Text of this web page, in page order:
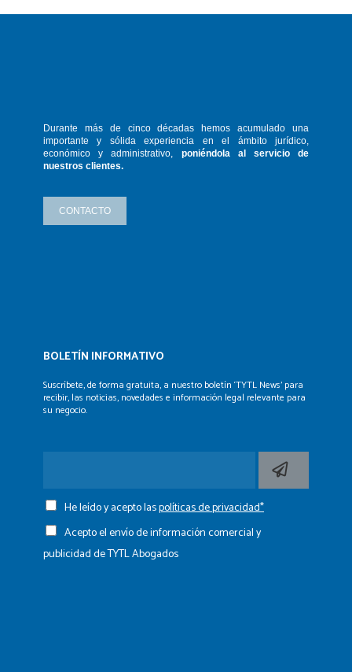
Durante más de cinco décadas hemosacumulado una
importante y sólidaexperiencia en el ámbito jurídico,
económico y administrativo, poniéndola al servicio de
nuestros clientes.
CONTACTO
BOLETÍN INFORMATIVO
Suscríbete, de forma gratuita, a nuestro boletín ‘TYTL News’ para
recibir, las noticias, novedades e información legal relevante para
su negocio.
He leído y acepto laspolíticas de privacidad*
Acepto el envío de información comercial y
publicidad de TYTL Abogados